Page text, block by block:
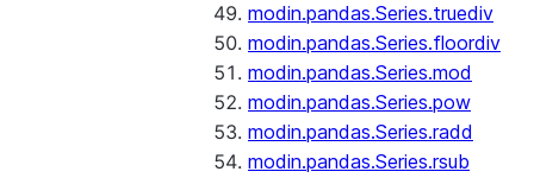
modin.pandas.Series.truediv
modin.pandas.Series.floordiv
modin.pandas.Series.mod
modin.pandas.Series.pow
modin.pandas.Series.radd
modin.pandas.Series.rsub